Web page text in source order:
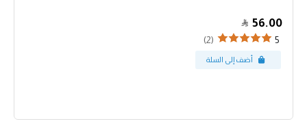
56.00
5
(2)